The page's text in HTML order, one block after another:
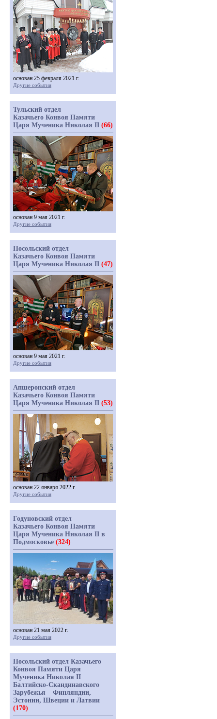
основан 25 февраля 2021 г.
Другие события
Тульский отдел
Казачьего Конвоя Памяти
Царя Мученика Николая II (66)
основан 9 мая 2021 г.
Другие события
Посольский отдел
Казачьего Конвоя Памяти
Царя Мученика Николая II (47)
основан 9 мая 2021 г.
Другие события
Апшеронский отдел
Казачьего Конвоя Памяти
Царя Мученика Николая II (53)
основан 22 января 2022 г.
Другие события
Годуновский отдел
Казачьего Конвоя Памяти
Царя Мученика Николая II в
Подмосковье (324)
основан 21 мая 2022 г.
Другие события
Посольский отдел Казачьего
Конвоя Памяти Царя
Мученика Николая II
Балтийско-Скандинавского
Зарубежья – Финляндии,
Эстонии, Швеции и Латвии
(170)